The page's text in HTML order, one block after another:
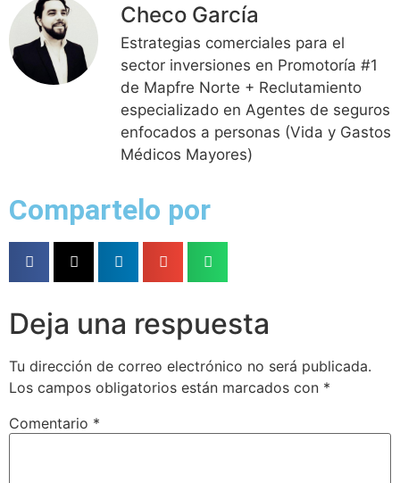
Checo García
Estrategias comerciales para el
sector inversiones en Promotoría #1
de Mapfre Norte + Reclutamiento
especializado en Agentes de seguros
enfocados a personas (Vida y Gastos
Médicos Mayores)
Compartelo por
Deja una respuesta
Tu dirección de correo electrónico no será publicada.
Los campos obligatorios están marcados con *
Comentario *